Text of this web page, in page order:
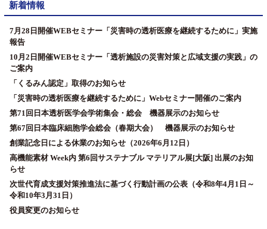
新着情報
7月28日開催WEBセミナー「災害時の透析医療を継続するために」実施
報告
10月2日開催WEBセミナー「透析施設の災害対策と広域支援の実践」の
ご案内
「くるみん認定」取得のお知らせ
「災害時の透析医療を継続するために」Webセミナー開催のご案内
第71回日本透析医学会学術集会・総会 機器展示のお知らせ
第67回日本臨床細胞学会総会（春期大会） 機器展示のお知らせ
創業記念日による休業のお知らせ（2026年6月12日）
高機能素材 Week内 第6回サステナブル マテリアル展[大阪] 出展のお知
らせ
次世代育成支援対策推進法に基づく行動計画の公表（令和8年4月1日～
令和10年3月31日）
役員変更のお知らせ